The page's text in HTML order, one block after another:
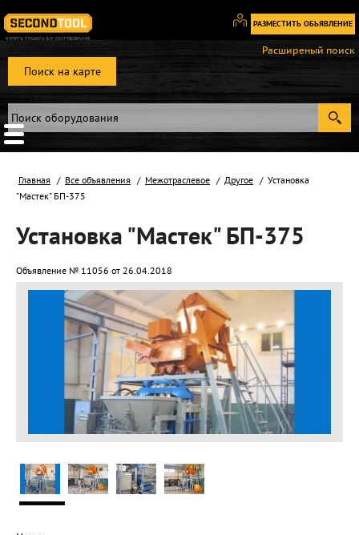
РАЗМЕСТИТЬ ОБЬЯВЛЕНИЕ
Вход
Регистрация
Поиск на карте
Расширеный поиск
Главная Все объявления Межотраслевое Другое
Установка
"Мастек" БП-375
Установка "Мастек" БП-375
Объявление № 11056 от 26.04.2018